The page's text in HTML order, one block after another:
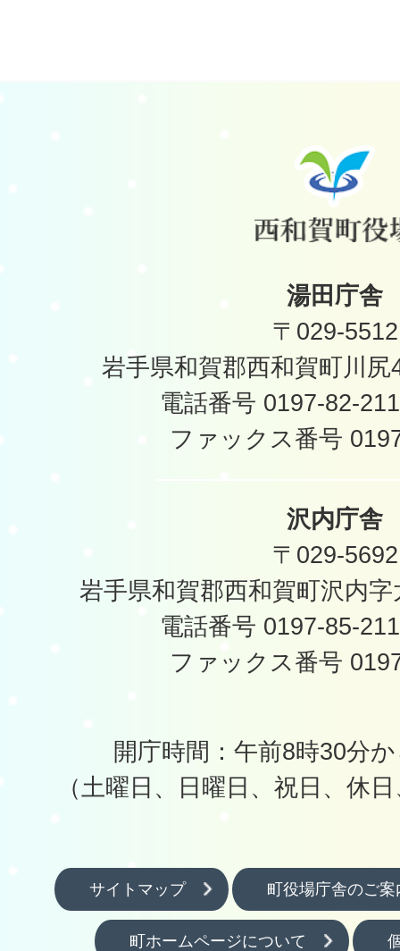
湯田庁舎
〒029-5512
岩手県和賀郡西和賀町川
電話番号 0197-82-
ファックス番号
沢内庁舎
〒029-5692
岩手県和賀郡西和賀町沢内
電話番号 0197-85-
ファックス番号
開庁時間：午前8時30分
（土曜日、日曜日、祝日、休
サイトマップ 町役場庁舎のご案
町ホームページについて